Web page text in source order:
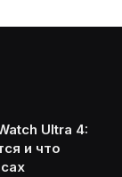
Ultra 4:
и что